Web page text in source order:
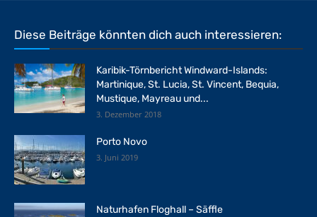
Diese Beiträge könnten dich auch interessieren:
Karibik-Törnbericht Windward-Islands:
Martinique, St. Lucia, St. Vincent, Bequia,
Mustique, Mayreau und...
3. Dezember 2018
Porto Novo
3. Juni 2019
Naturhafen Floghall – Säffle